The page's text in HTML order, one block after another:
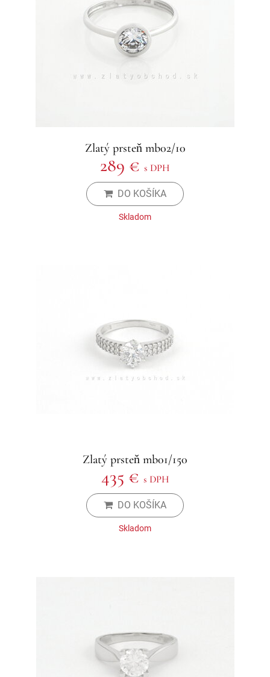
Zlatý prsteň mb02/10
289 € s DPH
DO KOŠÍKA
Skladom
Zlatý prsteň mb01/150
435 € s DPH
DO KOŠÍKA
Skladom